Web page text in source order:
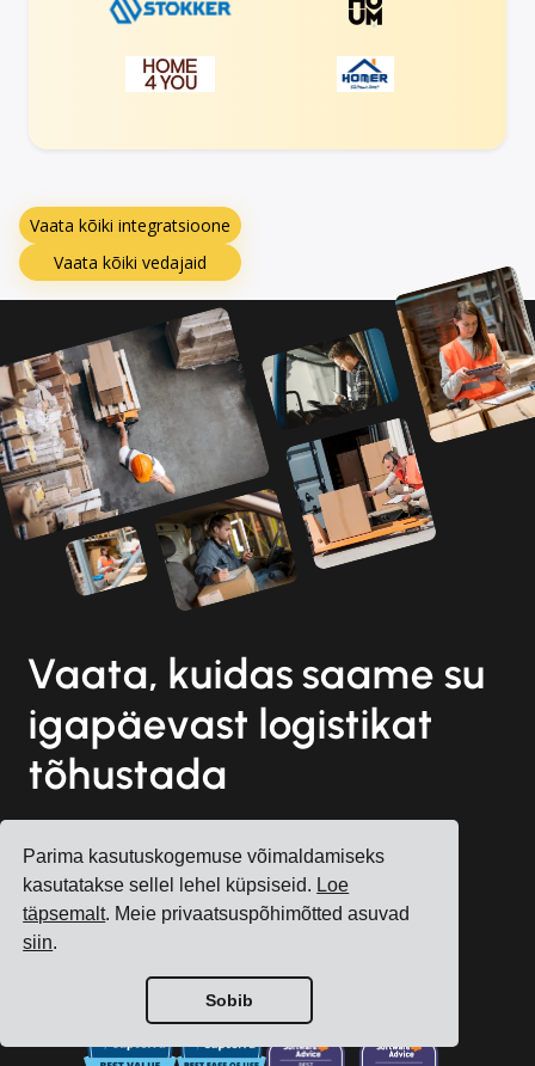
Parima kasutuskogemuse võimaldamiseks
kasutatakse sellel lehel küpsiseid. Loe
täpsemalt. Meie privaatsuspõhimõtted asuvad
siin.
Sobib
Vaata kõiki integratsioone
Vaata kõiki vedajaid
Vaata, kuidas saame su
igapäevast logistikat
tõhustada
Registreeri konto